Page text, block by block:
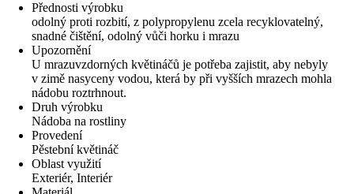
Přednosti výrobku
odolný proti rozbití, z polypropylenu zcela recyklovatelný,
snadné čištění, odolný vůči horku i mrazu
Upozornění
U mrazuvzdorných květináčů je potřeba zajistit, aby nebyly
v zimě nasyceny vodou, která by při vyšších mrazech mohla
nádobu roztrhnout.
Druh výrobku
Nádoba na rostliny
Provedení
Pěstební květináč
Oblast využití
Exteriér, Interiér